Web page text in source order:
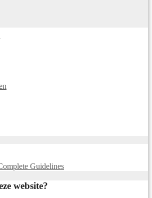
Guidelines
website?